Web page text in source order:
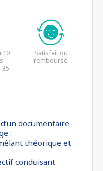
10
Satisfait ou
remboursé
documentaire
:
théorique et
conduisant